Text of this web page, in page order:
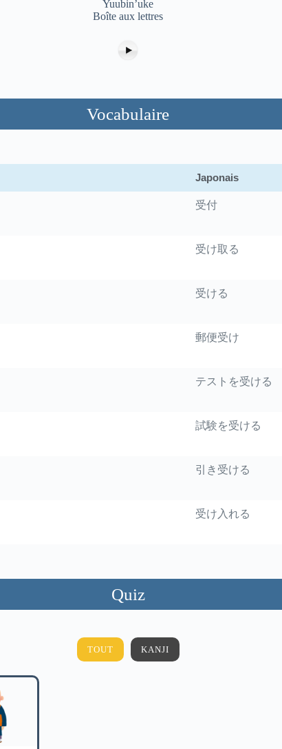
Yuubin’uke
Boîte aux lettres
Vocabulaire
Japonais
受付
受け取る
受ける
郵便受け
テストを受ける
試験を受ける
引き受ける
受け入れる
Quiz
TOUT KANJI